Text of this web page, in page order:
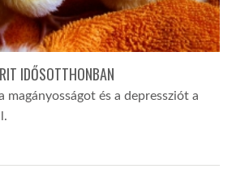
IDŐSOTTHONBAN
magányosságot és a depressziót a